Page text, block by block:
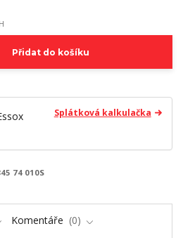
Přidat do košíku
Splátková kalkulačka
74 010S
Komentáře
0